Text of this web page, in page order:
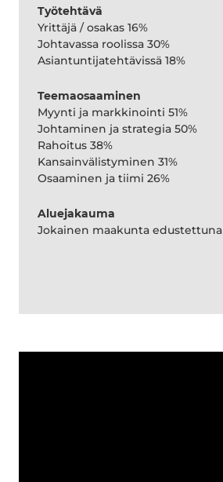
Työtehtävä
Yrittäjä / osakas 16%
Johtavassa roolissa 30%
Asiantuntijatehtävissä 18%
Teemaosaaminen
Myynti ja markkinointi 51%
Johtaminen ja strategia 50%
Rahoitus 38%
Kansainvälistyminen 31%
Osaaminen ja tiimi 26%
Aluejakauma
Jokainen maakunta edustettuna